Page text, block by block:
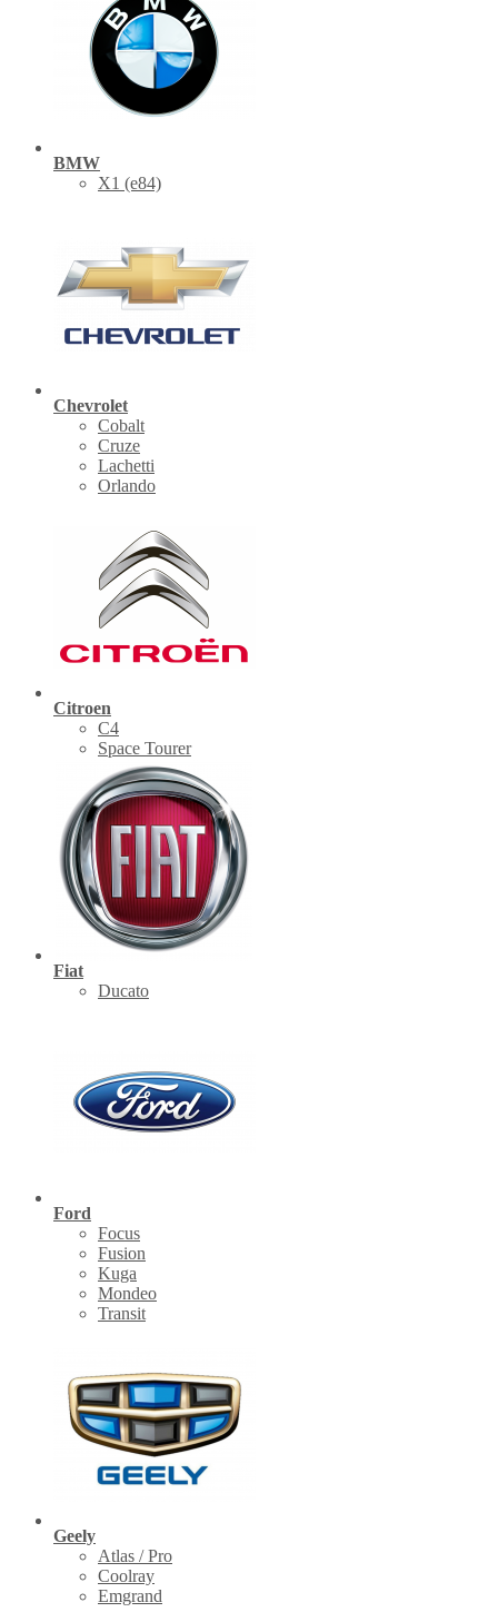
BMW
X1 (е84)
Chevrolet
Cobalt
Cruze
Lachetti
Orlando
Citroen
C4
Space Tourer
Fiat
Ducato
Ford
Focus
Fusion
Kuga
Mondeo
Transit
Geely
Atlas / Pro
Coolray
Emgrand